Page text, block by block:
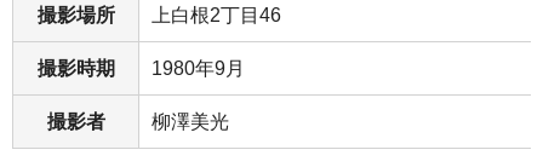
撮影場所 上白根2丁目46
撮影時期 1980年9月
撮影者 柳澤美光